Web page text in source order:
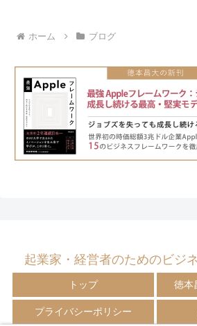
ホーム ブログ
起業家・経営者のためのビジ
トップ 徳本
プライバシーポリシー